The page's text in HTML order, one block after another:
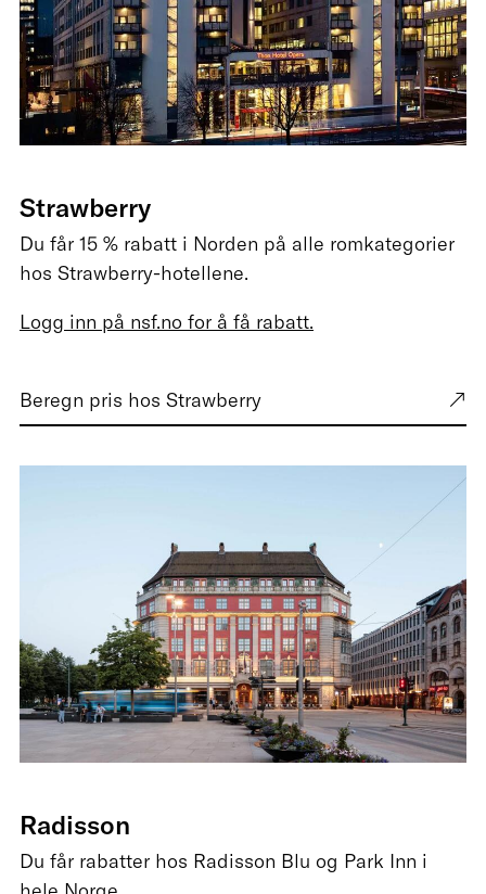
Strawberry
Du får 15 % rabatt i Norden på alle romkategorier
hos Strawberry-hotellene.
Logg inn på nsf.no for å få rabatt.
Beregn pris hos Strawberry
Radisson
Du får rabatter hos Radisson Blu og Park Inn i